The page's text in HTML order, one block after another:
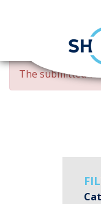
Skip
main
ERROR
MESSAGE
The submitted